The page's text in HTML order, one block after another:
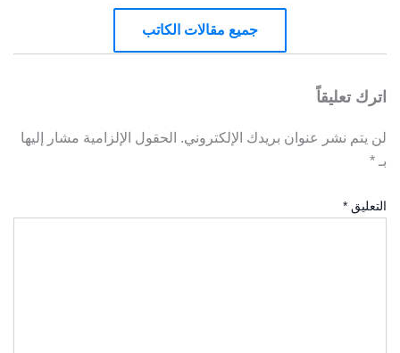
جميع مقالات الكاتب
اترك تعليقاً
لن يتم نشر عنوان بريدك الإلكتروني. الحقول الإلزامية مشار إليها
بـ *
التعليق *